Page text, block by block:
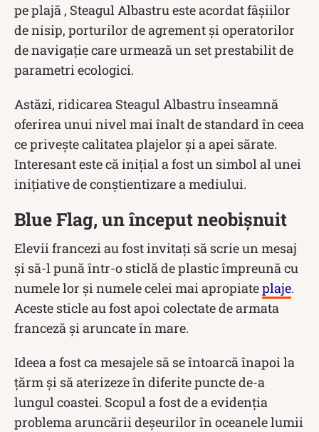
pe plajă , Steagul Albastru este acordat fâșiilor
de nisip, porturilor de agrement și operatorilor
de navigație care urmează un set prestabilit de
parametri ecologici.
Astăzi, ridicarea Steagul Albastru înseamnă
oferirea unui nivel mai înalt de standard în ceea
ce privește calitatea plajelor și a apei sărate.
Interesant este că inițial a fost un simbol al unei
inițiative de conștientizare a mediului.
Blue Flag, un început neobișnuit
Elevii francezi au fost invitați să scrie un mesaj
și să-l pună într-o sticlă de plastic împreună cu
numele lor și numele celei mai apropiateplaje.
Aceste sticle au fost apoi colectate de armata
franceză și aruncate în mare.
Ideea a fost ca mesajele să se întoarcă înapoi la
țărm și să aterizeze în diferite puncte de-a
lungul coastei. Scopul a fost de a evidenția
problema aruncării deșeurilor în oceanele lumii